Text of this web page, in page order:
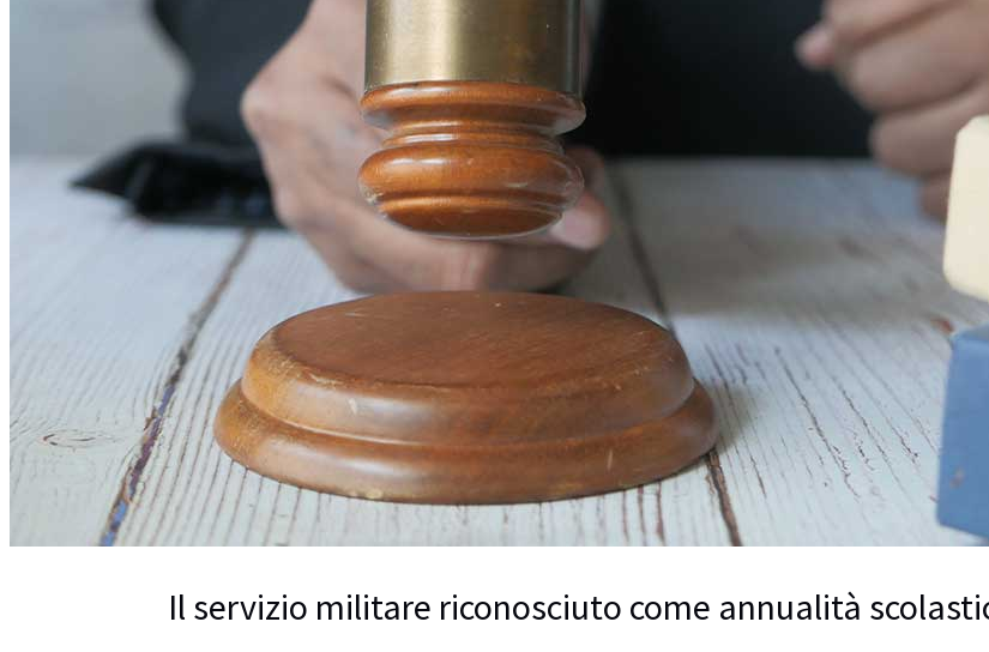
Il servizio militare riconosciuto come annualità